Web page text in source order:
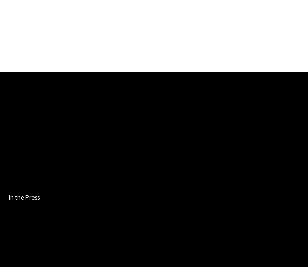
In the Press